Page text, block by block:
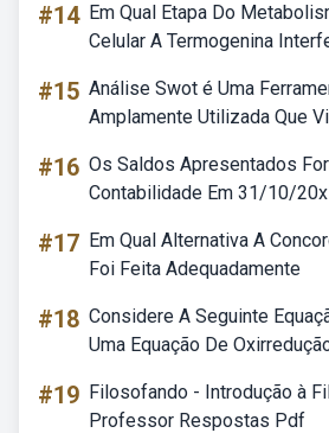
#14 Em Qual Etapa Do
Celular A Termogenina
#15 Análise Swot é Uma
Amplamente Utilizada Que
#16 Os Saldos Apresentados
Contabilidade Em 31/10/
#17 Em Qual Alternativa A
Foi Feita Adequadamente
#18 Considere A Seguinte
Uma Equação De
#19 Filosofando - Introdução à
Professor Respostas Pdf